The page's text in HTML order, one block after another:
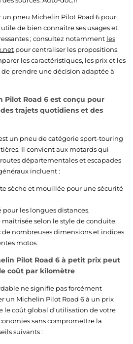
un pneu Michelin Pilot Road 6 pour
de bien connaître ses usages et
; consultez notamment les
pour centraliser les propositions.
les caractéristiques, les prix et les
prendre une décision adaptée à
Pilot Road 6 est conçu pour
trajets quotidiens et des
un pneu de catégorie sport-touring
Il convient aux motards qui
départementales et escapades
incluent :
sèche et mouillée pour une sécurité
les longues distances.
maîtrisée selon le style de conduite.
nombreuses dimensions et indices
motos.
Pilot Road 6 à petit prix peut
coût par kilomètre
ne signifie pas forcément
un Michelin Pilot Road 6 à un prix
le coût global d'utilisation de votre
sans compromettre la
suivants :